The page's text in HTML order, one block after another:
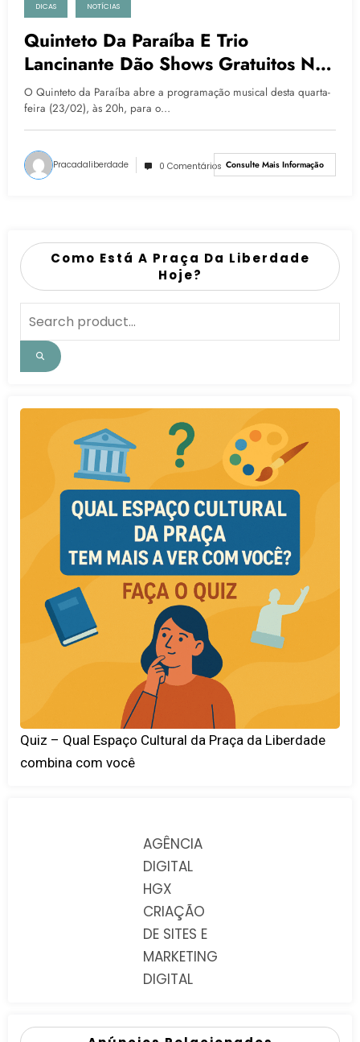
23 de fevereiro de 2022
DICAS NOTÍCIAS
Quinteto Da Paraíba E Trio
Lancinante Dão Shows Gratuitos Na
BH
O Quinteto da Paraíba abre a programação musical desta quarta-
feira (23/02), às 20h, para o…
Pracadaliberdade 0 Comentários Consulte Mais Informação
Como Está A Praça Da Liberdade
Hoje?
Quiz – Qual Espaço Cultural da Praça da Liberdade
combina com você
AGÊNCIA
DIGITAL
HGX
CRIAÇÃO
DE SITES E
MARKETING
DIGITAL